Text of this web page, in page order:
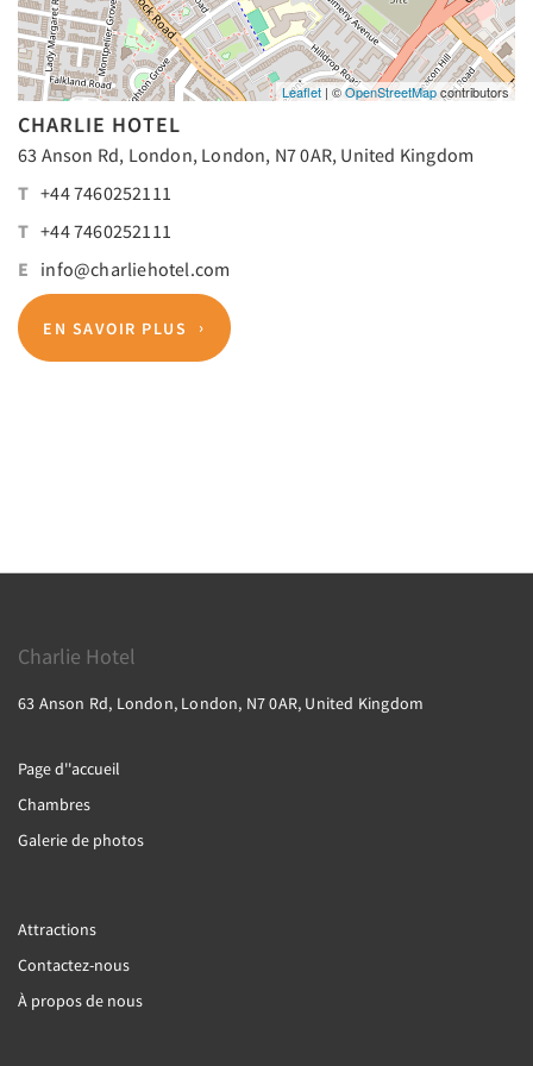
Leaflet | ©OpenStreetMapcontributors
CHARLIE HOTEL
63 Anson Rd, London, London, N7 0AR, United Kingdom
T +44 7460252111
T +44 7460252111
E info@charliehotel.com
EN SAVOIR PLUS
Charlie Hotel
63 Anson Rd, London, London, N7 0AR, United Kingdom
Page d''accueil
Chambres
Galerie de photos
Attractions
Contactez-nous
À propos de nous